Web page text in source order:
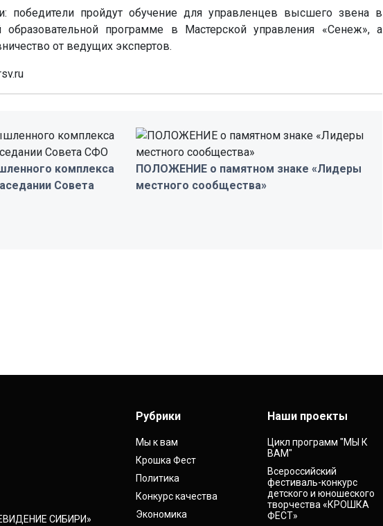
победители пройдут обучение для управленцев высшего звена в
образовательной программе в Мастерской управления «Сенеж», а
от ведущих экспертов.
комплекса
Совета
ПОЛОЖЕНИЕ о памятном знаке «Лидеры
местного сообщества»
СИБИРИ»
Рубрики
Мы к вам
Крошка Фест
Политика
Конкурс качества
Экономика
Наши проекты
Цикл программ "МЫ К
ВАМ"
Всероссийский
фестиваль-конкурс
детского и юношеского
творчества «КРОШКА
ФЕСТ»